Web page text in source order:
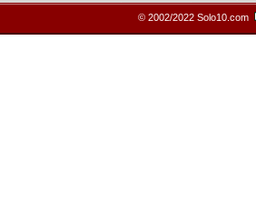
© 2002/2022 Solo10.com